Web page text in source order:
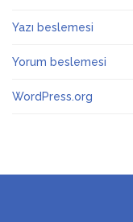
Yazı beslemesi
Yorum beslemesi
WordPress.org